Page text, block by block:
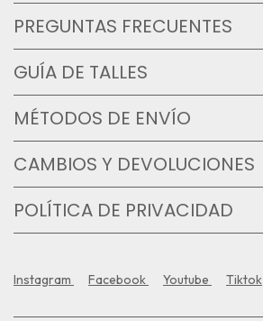
PREGUNTAS FRECUENTES
GUÍA DE TALLES
MÉTODOS DE ENVÍO
CAMBIOS Y DEVOLUCIONES
POLÍTICA DE PRIVACIDAD
Instagram Facebook Youtube Tiktok